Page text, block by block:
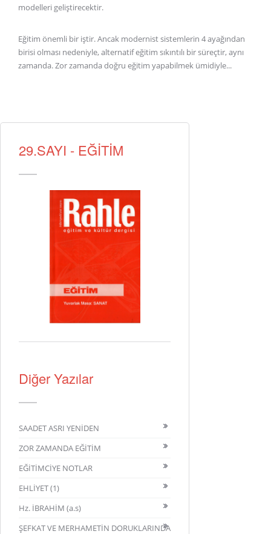
modelleri geliştirecektir.
Eğitim önemli bir iştir. Ancak modernist sistemlerin 4 ayağından
birisi olması nedeniyle, alternatif eğitim sıkıntılı bir süreçtir, aynı
zamanda. Zor zamanda doğru eğitim yapabilmek ümidiyle...
29.SAYI - EĞİTİM
Diğer Yazılar
SAADET ASRI YENİDEN
ZOR ZAMANDA EĞİTİM
EĞİTİMCİYE NOTLAR
EHLİYET (1)
Hz. İBRAHİM (a.s)
ŞEFKAT VE MERHAMETİN DORUKLARINDA